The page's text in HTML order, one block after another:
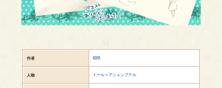
作者 稲咲
人物 トール＝アシェンプテル